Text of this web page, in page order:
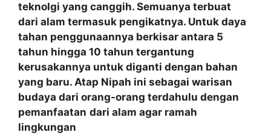
teknolgi yang canggih. Semuanya terbuat
dari alam termasuk pengikatnya. Untuk daya
tahan penggunaannya berkisar antara 5
tahun hingga 10 tahun tergantung
kerusakannya untuk diganti dengan bahan
yang baru. Atap Nipah ini sebagai warisan
budaya dari orang-orang terdahulu dengan
pemanfaatan dari alam agar ramah
lingkungan